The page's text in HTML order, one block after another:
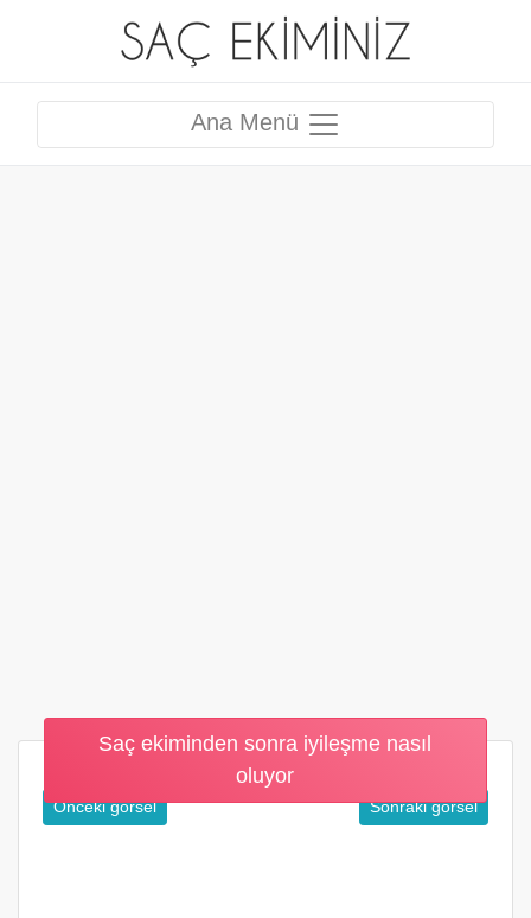
Ana Menü
Saç ekiminden sonra iyileşme nasıl
oluyor
Önceki görsel Sonraki görsel